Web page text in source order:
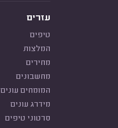
עזרים
טיפים
המלצות
מחירים
מחשבונים
המומחים עונים
מידרג עונים
סרטוני טיפים